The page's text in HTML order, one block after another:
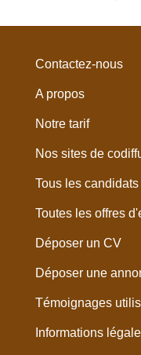
Contactez-nous
A propos
Notre tarif
Nos sites de
Tous les candidats
Toutes les offres
Déposer un CV
Déposer une
Témoignages
Informations